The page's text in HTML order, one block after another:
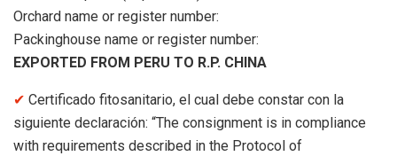
Orchard name or register number:
Packinghouse name or register number:
EXPORTED FROM PERU TO R.P. CHINA
✔︎ Certificado fitosanitario, el cual debe constar con la
siguiente declaración: “The consignment is in compliance
with requirements described in the Protocol of